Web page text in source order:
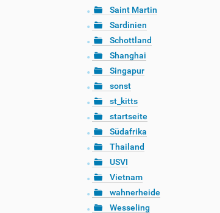
Saint Martin
Sardinien
Schottland
Shanghai
Singapur
sonst
st_kitts
startseite
Südafrika
Thailand
USVI
Vietnam
wahnerheide
Wesseling